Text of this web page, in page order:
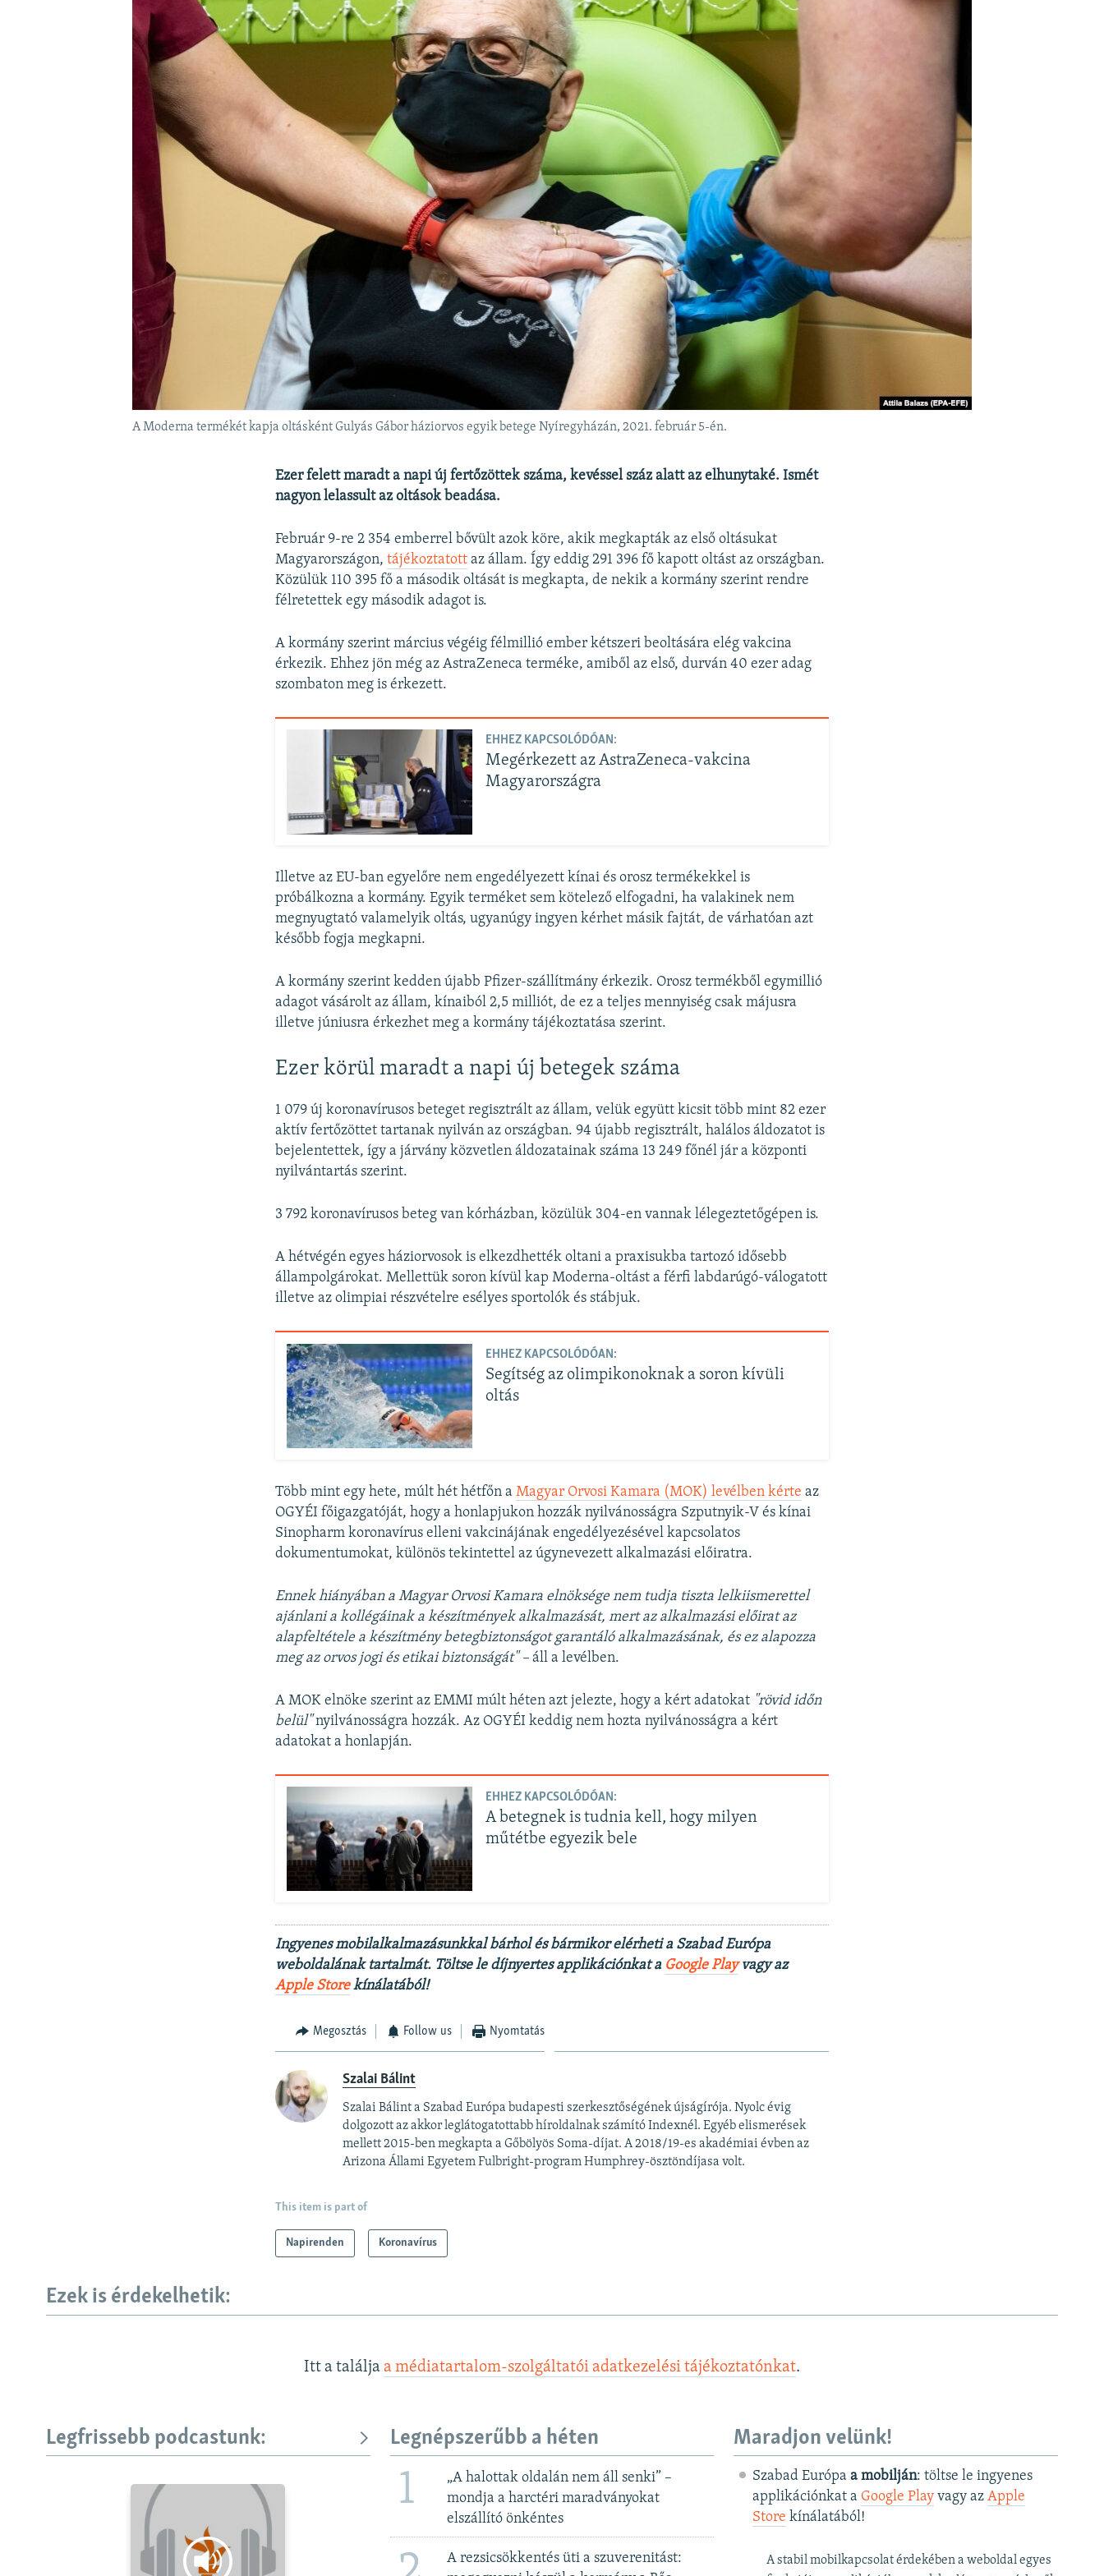
A Moderna termékét kapja oltásként Gulyás Gábor háziorvos egyik betege Nyíregyházán, 2021. február 5-én.
Ezer felett maradt a napi új fertőzöttek száma, kevéssel száz alatt az elhunytaké. Ismét
nagyon lelassult az oltások beadása.
Február 9-re 2 354 emberrel bővült azok köre, akik megkapták az első oltásukat
Magyarországon,tájékoztatott az állam. Így eddig 291 396 fő kapott oltást az országban.
Közülük 110 395 fő a második oltását is megkapta, de nekik a kormány szerint rendre
félretettek egy második adagot is.
A kormány szerint március végéig félmillió ember kétszeri beoltására elég vakcina
érkezik. Ehhez jön még az AstraZeneca terméke, amiből az első, durván 40 ezer adag
szombaton meg is érkezett.
EHHEZ KAPCSOLÓDÓAN:
Megérkezett az AstraZeneca-vakcina
Magyarországra
Illetve az EU-ban egyelőre nem engedélyezett kínai és orosz termékekkel is
próbálkozna a kormány. Egyik terméket sem kötelező elfogadni, ha valakinek nem
megnyugtató valamelyik oltás, ugyanúgy ingyen kérhet másik fajtát, de várhatóan azt
később fogja megkapni.
A kormány szerint kedden újabb Pfizer-szállítmány érkezik. Orosz termékből egymillió
adagot vásárolt az állam, kínaiból 2,5 milliót, de ez a teljes mennyiség csak májusra
illetve júniusra érkezhet meg a kormány tájékoztatása szerint.
Ezer körül maradt a napi új betegek száma
1 079 új koronavírusos beteget regisztrált az állam, velük együtt kicsit több mint 82 ezer
aktív fertőzöttet tartanak nyilván az országban. 94 újabb regisztrált, halálos áldozatot is
bejelentettek, így a járvány közvetlen áldozatainak száma 13 249 főnél jár a központi
nyilvántartás szerint.
3 792 koronavírusos beteg van kórházban, közülük 304-en vannak lélegeztetőgépen is.
A hétvégén egyes háziorvosok is elkezdhették oltani a praxisukba tartozó idősebb
állampolgárokat. Mellettük soron kívül kap Moderna-oltást a férfi labdarúgó-válogatott
illetve az olimpiai részvételre esélyes sportolók és stábjuk.
EHHEZ KAPCSOLÓDÓAN:
Segítség az olimpikonoknak a soron kívüli
oltás
Több mint egy hete, múlt hét hétfőn aMagyar Orvosi Kamara (MOK) levélben kérte az
OGYÉI főigazgatóját, hogy a honlapjukon hozzák nyilvánosságra Szputnyik-V és kínai
Sinopharm koronavírus elleni vakcinájának engedélyezésével kapcsolatos
dokumentumokat, különös tekintettel az úgynevezett alkalmazási előiratra.
Ennek hiányában a Magyar Orvosi Kamara elnöksége nem tudja tiszta lelkiismerettel
ajánlani a kollégáinak a készítmények alkalmazását, mert az alkalmazási előirat az
alapfeltétele a készítmény betegbiztonságot garantáló alkalmazásának, és ez alapozza
meg az orvos jogi és etikai biztonságát" –áll a levélben.
A MOK elnöke szerint az EMMI múlt héten azt jelezte, hogy a kért adatokat "rövid időn
belül"nyilvánosságra hozzák. Az OGYÉI keddig nem hozta nyilvánosságra a kért
adatokat a honlapján.
EHHEZ KAPCSOLÓDÓAN:
A betegnek is tudnia kell, hogy milyen
műtétbe egyezik bele
Ingyenes mobilalkalmazásunkkal bárhol és bármikor elérheti a Szabad Európa
weboldalának tartalmát. Töltse le díjnyertes applikációnkat a Google Playvagy az
Apple Storekínálatából!
Megosztás Follow us Nyomtatás
Szalai Bálint
Szalai Bálint a Szabad Európa budapesti szerkesztőségének újságírója. Nyolc évig
dolgozott az akkor leglátogatottabb híroldalnak számító Indexnél. Egyéb elismerések
mellett 2015-ben megkapta a Gőbölyös Soma-díjat. A 2018/19-es akadémiai évben az
Arizona Állami Egyetem Fulbright-program Humphrey-ösztöndíjasa volt.
This item is part of
Napirenden Koronavírus
Ezek is érdekelhetik:
Itt a találja a médiatartalom-szolgáltatói adatkezelési tájékoztatónkat.
Legfrissebb podcastunk: Legnépszerűbb a héten
1
„A halottak oldalán nem áll senki” –
mondja a harctéri maradványokat
elszállító önkéntes
A rezsicsökkentés üti a szuverenitást:
Maradjon velünk!
Szabad Európa a mobilján: töltse le ingyenes
applikációnkat a Google Playvagy az Apple
Store kínálatából!
A stabil mobilkapcsolat érdekében a weboldal egyes